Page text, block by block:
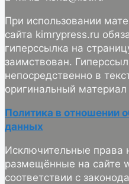
При использовании
сайта kimrypress.ru
гиперссылка на
заимствован.
непосредственно в
оригинальный
Политика в отношении
данных
Исключительные права
размещённые на сайте
соответствии с